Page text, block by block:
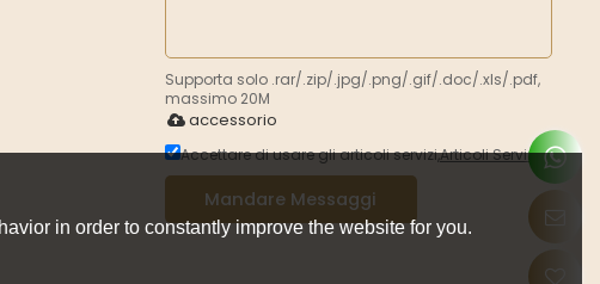
Supporta solo .rar/.zip/.jpg/.png/.gif/.doc/.xls/.pdf,
massimo 20M
accessorio
Accettare di usare gli articoli servizi,Articoli Servizi
Mandare Messaggi
in order to constantly improve the website for you.